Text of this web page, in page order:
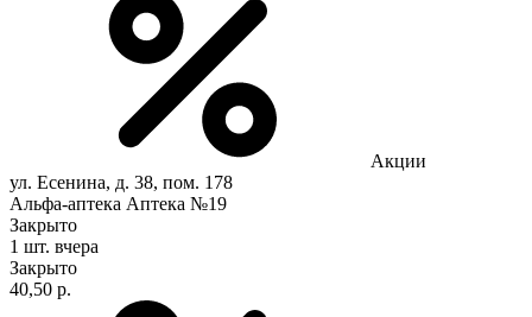
Акции
ул. Есенина, д. 38, пом. 178
Альфа-аптека Аптека №19
Закрыто
1 шт. вчера
Закрыто
40,50 р.